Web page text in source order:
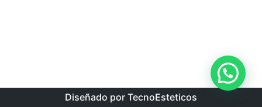
Diseñado por TecnoEsteticos